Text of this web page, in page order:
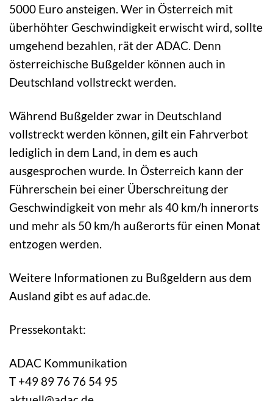
5000 Euro ansteigen. Wer in Österreich mit
überhöhter Geschwindigkeit erwischt wird, sollte
umgehend bezahlen, rät der ADAC. Denn
österreichische Bußgelder können auch in
Deutschland vollstreckt werden.
Während Bußgelder zwar in Deutschland
vollstreckt werden können, gilt ein Fahrverbot
lediglich in dem Land, in dem es auch
ausgesprochen wurde. In Österreich kann der
Führerschein bei einer Überschreitung der
Geschwindigkeit von mehr als 40 km/h innerorts
und mehr als 50 km/h außerorts für einen Monat
entzogen werden.
Weitere Informationen zu Bußgeldern aus dem
Ausland gibt es auf adac.de.
Pressekontakt:
ADAC Kommunikation
T +49 89 76 76 54 95